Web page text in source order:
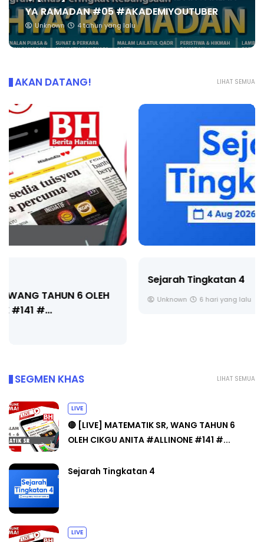
YA RAMADAN #05 #AKADEMIYOUTUBER
Unknown 4 tahun yang lalu
LIHAT SEMUA
AKAN DATANG!
Unknown 6 hari yang lalu
LIHAT SEMUA
SEGMEN KHAS
LIVE
🔴 [LIVE] MATEMATIK SR, WANG TAHUN 6
OLEH CIKGU ANITA #ALLINONE #141 #...
Sejarah Tingkatan 4
LIVE